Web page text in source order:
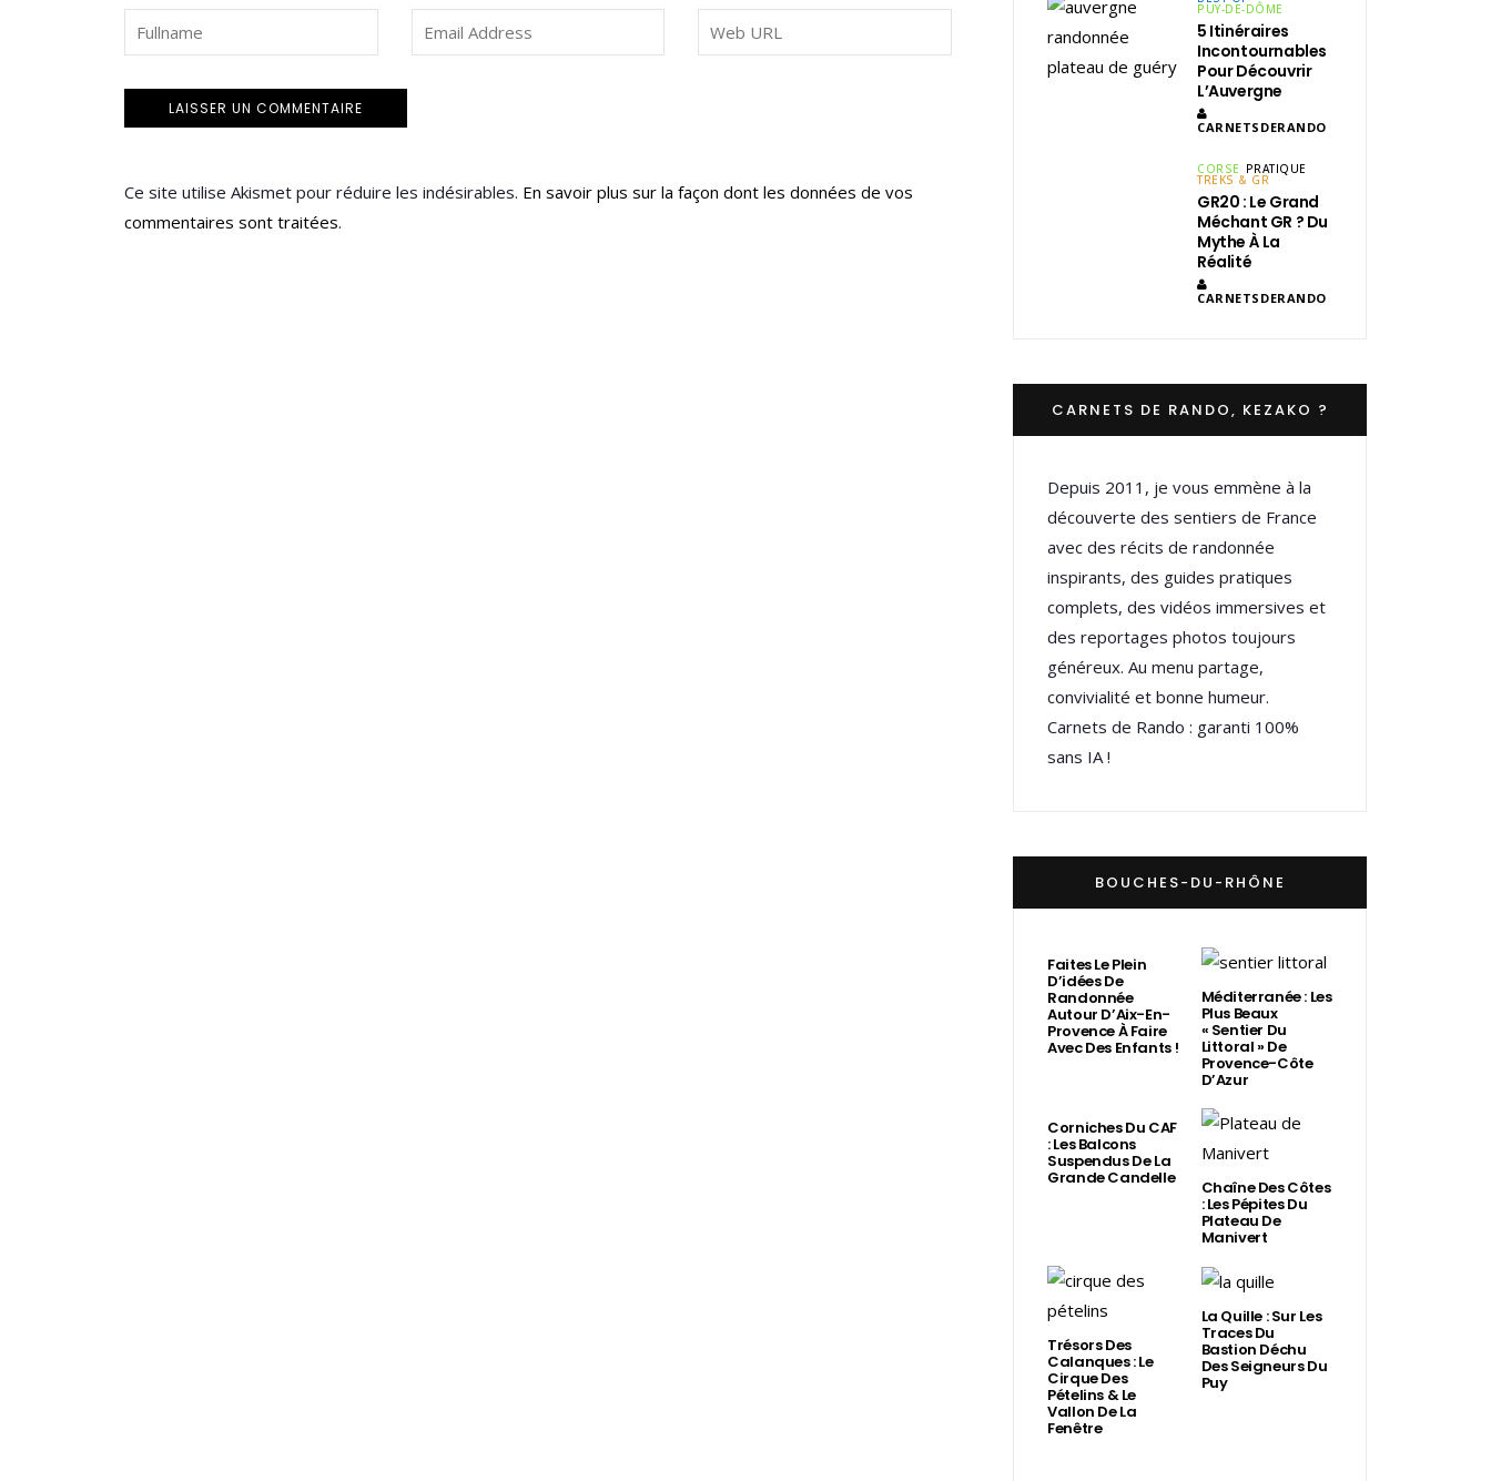
Ce site utilise Akismet pour réduire les indésirables. En savoir plus sur la façon dont les données de vos
commentaires sont traitées.
PUY-DE-DÔME
5 Itinéraires
Incontournables
Pour Découvrir
L’Auvergne
CARNETSDERANDO
CORSE PRATIQUE
TREKS & GR
GR20 : Le Grand
Méchant GR ? Du
Mythe À La
Réalité
CARNETSDERANDO
CARNETS DE RANDO, KEZAKO ?
Depuis 2011, je vous emmène à la
découverte des sentiers de France
avec des récits de randonnée
inspirants, des guides pratiques
complets, des vidéos immersives et
des reportages photos toujours
généreux. Au menu partage,
convivialité et bonne humeur.
Carnets de Rando : garanti 100%
sans IA !
BOUCHES-DU-RHÔNE
Faites Le Plein
D’idées De
Randonnée
Autour D’Aix-En-
Provence À Faire
Avec Des Enfants !
Méditerranée : Les
Plus Beaux
« Sentier Du
Littoral » De
Provence-Côte
D’Azur
Corniches Du CAF
: Les Balcons
Suspendus De La
Grande Candelle Chaîne Des Côtes
: Les Pépites Du
Plateau De
Manivert
Trésors Des
Calanques : Le
Cirque Des
Pételins & Le
Vallon De La
Fenêtre
La Quille : Sur Les
Traces Du
Bastion Déchu
Des Seigneurs Du
Puy